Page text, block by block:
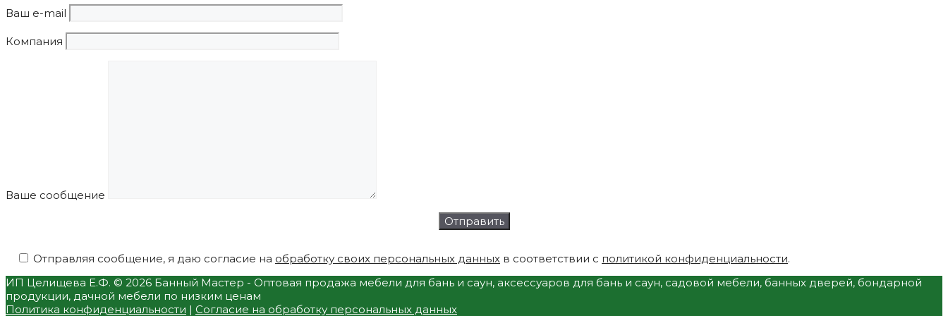
Ваш e-mail
Компания
Ваше сообщение
Отправляя сообщение, я даю согласие на обработку своих персональных данных в соответствии с политикой конфиденциальности.
ИП Целищева Е.Ф. © 2026 Банный Мастер - Оптовая продажа мебели для бань и саун, аксессуаров для бань и саун, садовой мебели, банных дверей, бондарной
продукции, дачной мебели по низким ценам
Политика конфиденциальности | Согласие на обработку персональных данных